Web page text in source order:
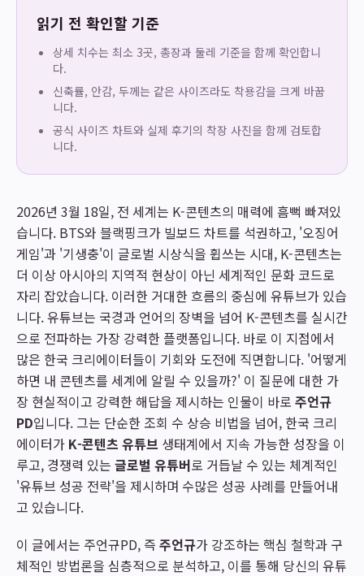
읽기 전 확인할 기준
상세 치수는 최소 3곳, 총장과 둘레 기준을 함께 확인합니
다.
신축률, 안감, 두께는 같은 사이즈라도 착용감을 크게 바꿉
니다.
공식 사이즈 차트와 실제 후기의 착장 사진을 함께 검토합
니다.
2026년 3월 18일, 전 세계는 K-콘텐츠의 매력에 흠뻑 빠져있
습니다. BTS와 블랙핑크가 빌보드 차트를 석권하고, '오징어
게임'과 '기생충'이 글로벌 시상식을 휩쓰는 시대, K-콘텐츠는
더 이상 아시아의 지역적 현상이 아닌 세계적인 문화 코드로
자리 잡았습니다. 이러한 거대한 흐름의 중심에 유튜브가 있습
니다. 유튜브는 국경과 언어의 장벽을 넘어 K-콘텐츠를 실시간
으로 전파하는 가장 강력한 플랫폼입니다. 바로 이 지점에서
많은 한국 크리에이터들이 기회와 도전에 직면합니다. '어떻게
하면 내 콘텐츠를 세계에 알릴 수 있을까?' 이 질문에 대한 가
장 현실적이고 강력한 해답을 제시하는 인물이 바로 주언규
PD입니다. 그는 단순한 조회 수 상승 비법을 넘어, 한국 크리
에이터가 K-콘텐츠 유튜브 생태계에서 지속 가능한 성장을 이
루고, 경쟁력 있는 글로벌 유튜버로 거듭날 수 있는 체계적인
'유튜브 성공 전략'을 제시하며 수많은 성공 사례를 만들어내
고 있습니다.
이 글에서는 주언규PD, 즉 주언규가 강조하는 핵심 철학과 구
체적인 방법론을 심층적으로 분석하고, 이를 통해 당신의 유튜